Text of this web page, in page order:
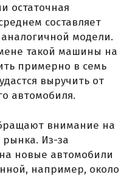
остаточная
составляет
модели.
такой машины на
примерно в семь
выручить от
автомобиля.
внимание на
рынка. Из-за
новые автомобили
например, около